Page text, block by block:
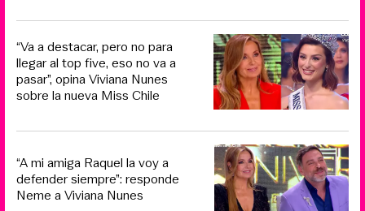
“Va a destacar, pero no para
llegar al top five, eso no va a
pasar”, opina Viviana Nunes
sobre la nueva Miss Chile
“A mi amiga Raquel la voy a
defender siempre”: responde
Neme a Viviana Nunes